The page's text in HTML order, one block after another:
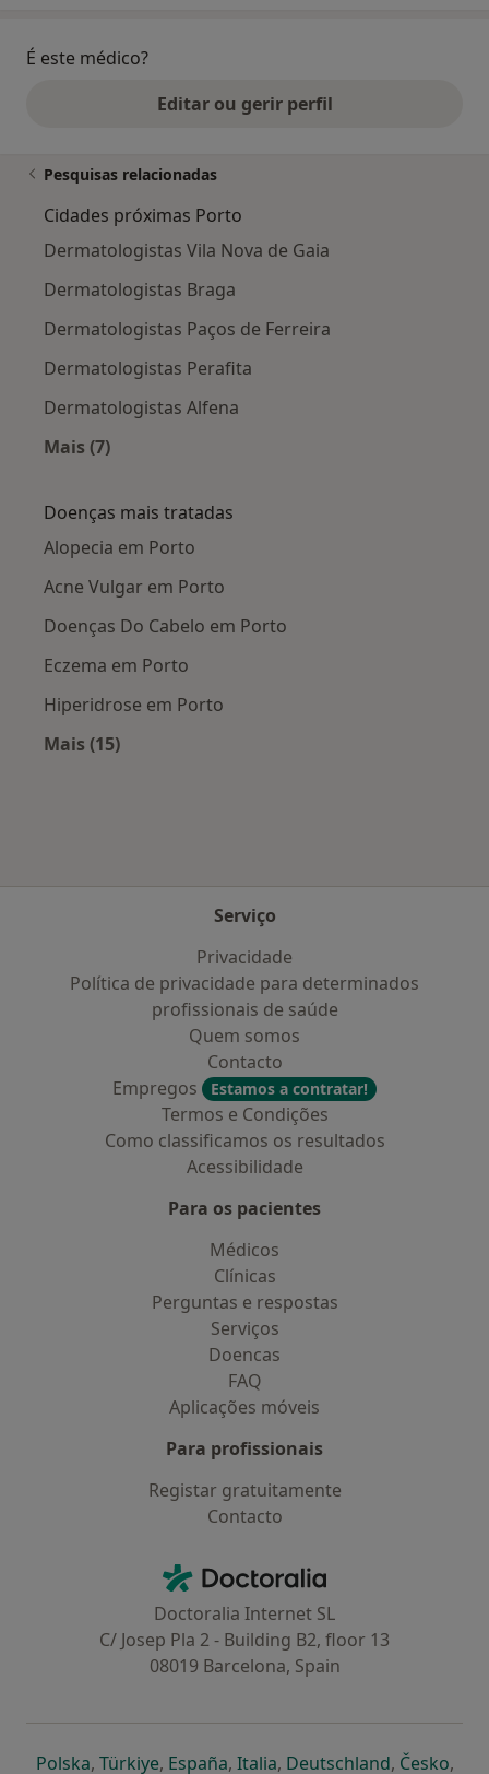
É este médico?
Editar ou gerir perfil
Pesquisas relacionadas
Cidades próximas Porto
Dermatologistas Vila Nova de Gaia
Dermatologistas Braga
Dermatologistas Paços de Ferreira
Dermatologistas Perafita
Dermatologistas Alfena
Mais (7)
Doenças mais tratadas
Alopecia em Porto
Acne Vulgar em Porto
Doenças Do Cabelo em Porto
Eczema em Porto
Hiperidrose em Porto
Mais (15)
Serviço
Privacidade
Política de privacidade para determinados
profissionais de saúde
Quem somos
Contacto
Empregos
Estamos a contratar!
Termos e Condições
Como classificamos os resultados
Acessibilidade
Para os pacientes
Médicos
Clínicas
Perguntas e respostas
Serviços
Doencas
FAQ
Aplicações móveis
Para profissionais
Registar gratuitamente
Contacto
Doctoralia - Homepage
Doctoralia Internet SL
C/ Josep Pla 2 - Building B2, floor 13
08019 Barcelona, Spain
Polskaabre num novo separador
, Türkiyeabre num novo separador
, Españaabre num novo separador
, Italiaabre num novo
, Deutschlandabre num
, Česko,